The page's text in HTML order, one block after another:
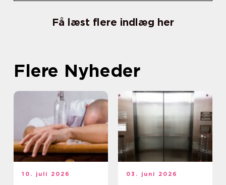
Få læst flere indlæg her
Flere Nyheder
10. juli 2026 03. juni 2026